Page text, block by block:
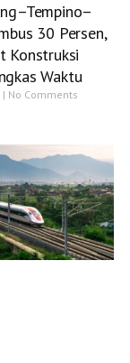
30 Persen,
Konstruksi
Waktu
No Comments